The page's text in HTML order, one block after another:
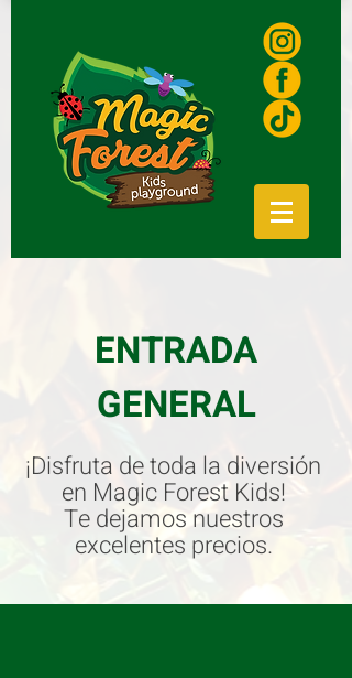
ENTRADA
GENERAL
¡Disfruta de toda la diversión
en Magic Forest Kids!
Te dejamos nuestros
excelentes precios.